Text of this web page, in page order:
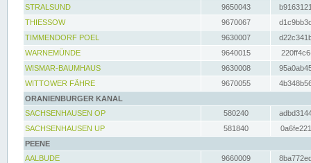
STRALSUND
9650043
THIESSOW
9670067
TIMMENDORF POEL
9630007
WARNEMÜNDE
9640015
WISMAR-BAUMHAUS
9630008
WITTOWER FÄHRE
9670055
ORANIENBURGER KANAL
SACHSENHAUSEN OP
580240
SACHSENHAUSEN UP
581840
PEENE
AALBUDE
9660009